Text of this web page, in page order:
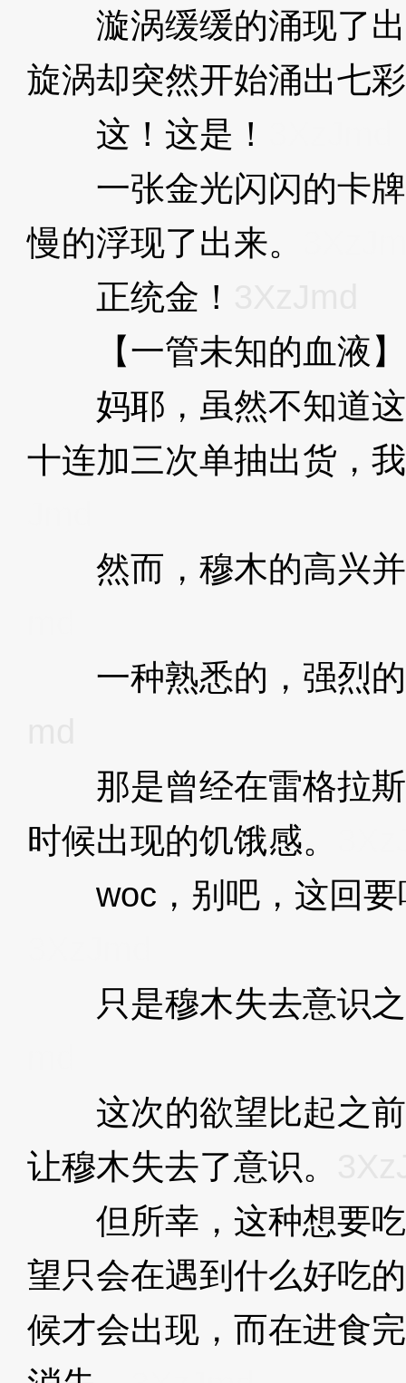
漩涡缓缓的涌现了出
旋涡却突然开始涌出七
这！这是！
一张金光闪闪的卡牌
慢的浮现了出来。
正统金！
【一管未知的血液】
妈耶，虽然不知道这
十连加三次单抽出货，
然而，穆木的高兴并
一种熟悉的，强烈的
那是曾经在雷格拉斯
时候出现的饥饿感。
woc，别吧，这回要
只是穆木失去意识之
这次的欲望比起之前
让穆木失去了意识。
但所幸，这种想要吃
望只会在遇到什么好吃
候才会出现，而在进食